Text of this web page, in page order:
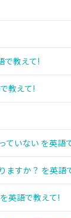
で教えて!
教えて!
ていない を英語
ますか？ を英語
英語で教えて!